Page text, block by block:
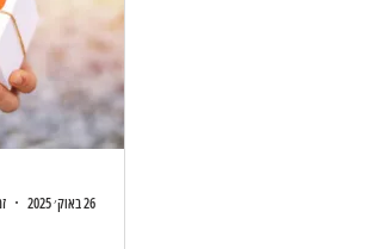
26 באוק׳ 2025